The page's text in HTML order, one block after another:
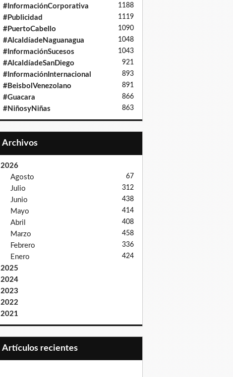
#InformaciónCorporativa 1188
#Publicidad 1119
#PuertoCabello 1090
#AlcaldíadeNaguanagua 1048
#InformaciónSucesos 1043
#AlcaldíadeSanDiego 921
#InformaciónInternacional 893
#BeisbolVenezolano 891
#Guacara 866
#NiñosyNiñas 863
Archivos
2026
Agosto
67
Julio 312
Junio 438
Mayo 414
Abril 408
Marzo 458
Febrero 336
Enero 424
2025
2024
2023
2022
2021
Artículos recientes